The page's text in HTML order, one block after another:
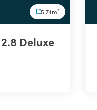
5.74m²
Deluxe